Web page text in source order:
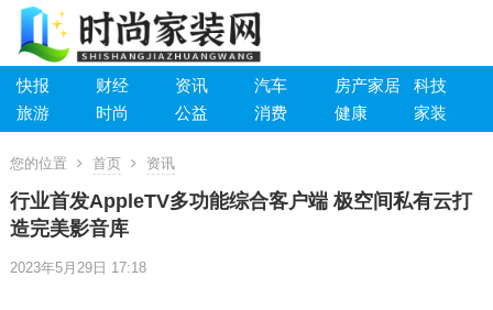
快报 财经 资讯 汽车 房产家居
科技
旅游
时尚 公益 消费 健康 家装
您的位置 首页 资讯
行业首发AppleTV多功能综合客户端 极空间私有云打
造完美影音库
2023年5月29日 17:18